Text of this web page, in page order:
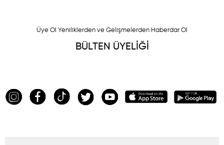
Üye Ol Yeniliklerden ve Gelişmelerden Haberdar Ol
BÜLTEN ÜYELİĞİ